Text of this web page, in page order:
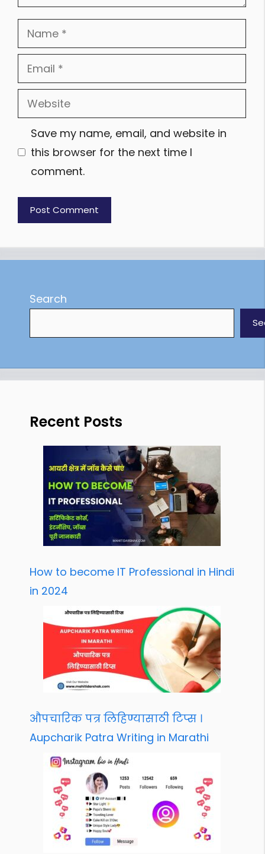
Name
Email
Website
Save my name, email, and website in
this browser for the next time I
comment.
Search
Recent Posts
How to become IT Professional in Hindi
in 2024
औपचारिक पत्र लिहिण्यासाठी टिप्स ।
Aupcharik Patra Writing in Marathi